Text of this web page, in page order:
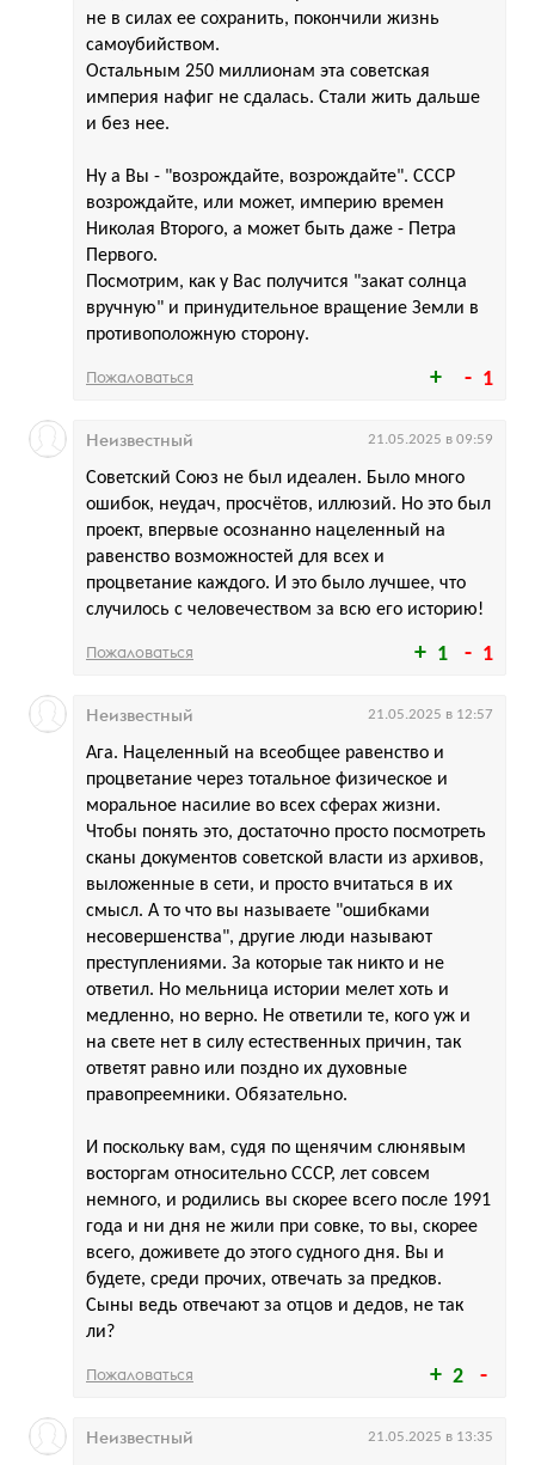
1
не в силах ее сохранить, покончили жизнь
самоубийством.
Остальным 250 миллионам эта советская
империя нафиг не сдалась. Стали жить дальше
и без нее.
Ну а Вы - "возрождайте, возрождайте". СССР
возрождайте, или может, империю времен
Николая Второго, а может быть даже - Петра
Первого.
Посмотрим, как у Вас получится "закат солнца
вручную" и принудительное вращение Земли в
противоположную сторону.
Пожаловаться
1 1
Советский Союз не был идеален. Было много
ошибок, неудач, просчётов, иллюзий. Но это был
проект, впервые осознанно нацеленный на
равенство возможностей для всех и
процветание каждого. И это было лучшее, что
случилось с человечеством за всю его историю!
Неизвестный 21.05.2025 в 09:59
Пожаловаться
2
Ага. Нацеленный на всеобщее равенство и
процветание через тотальное физическое и
моральное насилие во всех сферах жизни.
Чтобы понять это, достаточно просто посмотреть
сканы документов советской власти из архивов,
выложенные в сети, и просто вчитаться в их
смысл. А то что вы называете "ошибками
несовершенства", другие люди называют
преступлениями. За которые так никто и не
ответил. Но мельница истории мелет хоть и
медленно, но верно. Не ответили те, кого уж и
на свете нет в силу естественных причин, так
ответят равно или поздно их духовные
правопреемники. Обязательно.
И поскольку вам, судя по щенячим слюнявым
восторгам относительно СССР, лет совсем
немного, и родились вы скорее всего после 1991
года и ни дня не жили при совке, то вы, скорее
всего, доживете до этого судного дня. Вы и
будете, среди прочих, отвечать за предков.
Сыны ведь отвечают за отцов и дедов, не так
ли?
Неизвестный 21.05.2025 в 12:57
Пожаловаться
Неизвестный 21.05.2025 в 13:35